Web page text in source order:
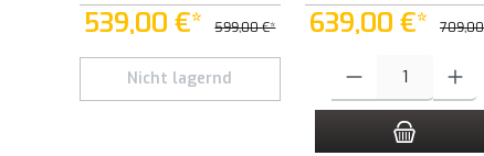
Chassis
539,00 €* 599,00 €*
Nicht lagernd
Kohlefaser Chassis
639,00 €*
Produkt Anzahl: Gib